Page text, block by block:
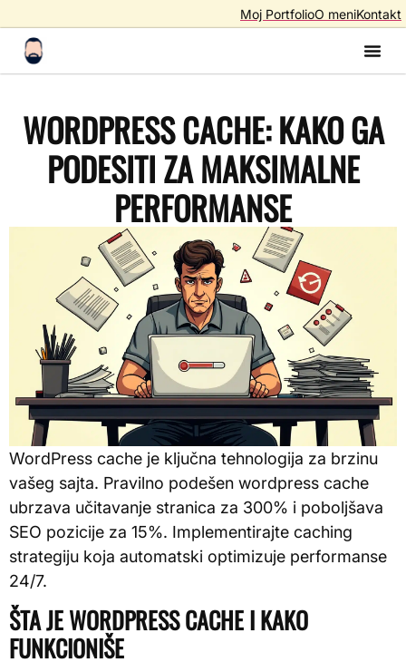
Moj PortfolioO meniKontakt
WORDPRESS CACHE: KAKO GA
PODESITI ZA MAKSIMALNE
PERFORMANSE
WordPress cache je ključna tehnologija za brzinu
vašeg sajta. Pravilno podešen wordpress cache
ubrzava učitavanje stranica za 300% i poboljšava
SEO pozicije za 15%. Implementirajte caching
strategiju koja automatski optimizuje performanse
24/7.
ŠTA JE WORDPRESS CACHE I KAKO
FUNKCIONIŠE